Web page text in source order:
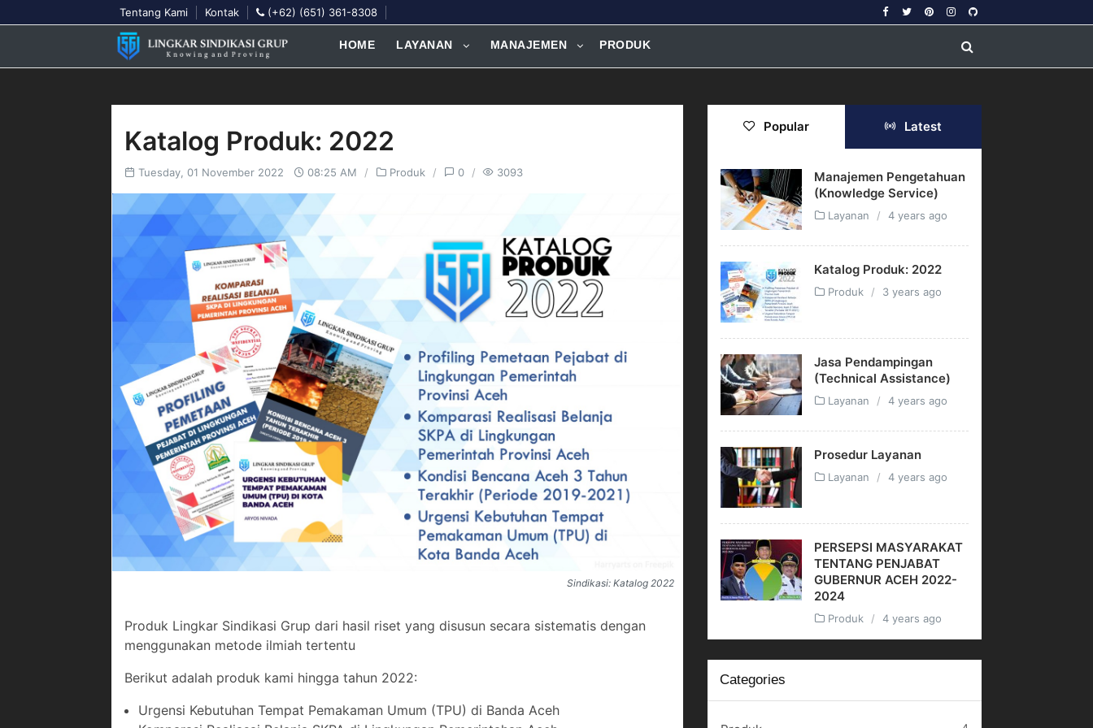
Tentang Kami Kontak
(+62) (651) 361-8308
lingkarsindikasi@gmail.com
HOME
LAYANAN MANAJEMEN PRODUK
Katalog Produk: 2022
Tuesday, 01 November 2022 08:25 AM Produk 0 3093
Sindikasi: Katalog 2022
Produk Lingkar Sindikasi Grup dari hasil riset yang disusun secara sistematis dengan
menggunakan metode ilmiah tertentu
Berikut adalah produk kami hingga tahun 2022:
Urgensi Kebutuhan Tempat Pemakaman Umum (TPU) di Banda Aceh
Popular Latest
Manajemen Pengetahuan
(Knowledge Service)
Layanan 4 years ago
Katalog Produk: 2022
Produk 3 years ago
Jasa Pendampingan
(Technical Assistance)
Layanan 4 years ago
Prosedur Layanan
Layanan 4 years ago
PERSEPSI MASYARAKAT
TENTANG PENJABAT
GUBERNUR ACEH 2022-
2024
Produk 4 years ago
Categories